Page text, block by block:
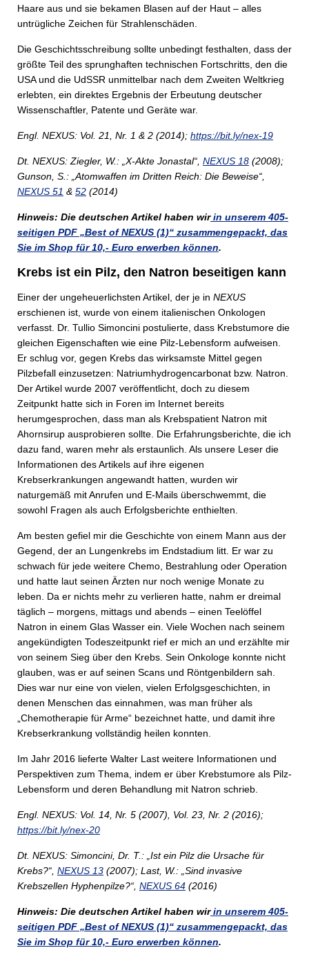
Haare aus und sie bekamen Blasen auf der Haut – alles
untrügliche Zeichen für Strahlenschäden.
Die Geschichtsschreibung sollte unbedingt festhalten, dass der
größte Teil des sprunghaften technischen Fortschritts, den die
USA und die UdSSR unmittelbar nach dem Zweiten Weltkrieg
erlebten, ein direktes Ergebnis der Erbeutung deutscher
Wissenschaftler, Patente und Geräte war.
Engl. NEXUS: Vol. 21, Nr. 1 & 2 (2014); https://bit.ly/nex-19
Dt. NEXUS: Ziegler, W.: „X-Akte Jonastal“, NEXUS 18 (2008);
Gunson, S.: „Atomwaffen im Dritten Reich: Die Beweise“,
NEXUS 51 & 52 (2014)
Hinweis: Die deutschen Artikel haben wirin unserem 405-
seitigen PDF „Best of NEXUS (1)“ zusammengepackt, das
Sie im Shop für 10,- Euro erwerben können.
Krebs ist ein Pilz, den Natron beseitigen kann
Einer der ungeheuerlichsten Artikel, der je in NEXUS
erschienen ist, wurde von einem italienischen Onkologen
verfasst. Dr. Tullio Simoncini postulierte, dass Krebstumore die
gleichen Eigenschaften wie eine Pilz-Lebensform aufweisen.
Er schlug vor, gegen Krebs das wirksamste Mittel gegen
Pilzbefall einzusetzen: Natriumhydrogencarbonat bzw. Natron.
Der Artikel wurde 2007 veröffentlicht, doch zu diesem
Zeitpunkt hatte sich in Foren im Internet bereits
herumgesprochen, dass man als Krebspatient Natron mit
Ahornsirup ausprobieren sollte. Die Erfahrungsberichte, die ich
dazu fand, waren mehr als erstaunlich. Als unsere Leser die
Informationen des Artikels auf ihre eigenen
Krebserkrankungen angewandt hatten, wurden wir
naturgemäß mit Anrufen und E-Mails überschwemmt, die
sowohl Fragen als auch Erfolgsberichte enthielten.
Am besten gefiel mir die Geschichte von einem Mann aus der
Gegend, der an Lungenkrebs im Endstadium litt. Er war zu
schwach für jede weitere Chemo, Bestrahlung oder Operation
und hatte laut seinen Ärzten nur noch wenige Monate zu
leben. Da er nichts mehr zu verlieren hatte, nahm er dreimal
täglich – morgens, mittags und abends – einen Teelöffel
Natron in einem Glas Wasser ein. Viele Wochen nach seinem
angekündigten Todeszeitpunkt rief er mich an und erzählte mir
von seinem Sieg über den Krebs. Sein Onkologe konnte nicht
glauben, was er auf seinen Scans und Röntgenbildern sah.
Dies war nur eine von vielen, vielen Erfolgsgeschichten, in
denen Menschen das einnahmen, was man früher als
„Chemotherapie für Arme“ bezeichnet hatte, und damit ihre
Krebserkrankung vollständig heilen konnten.
Im Jahr 2016 lieferte Walter Last weitere Informationen und
Perspektiven zum Thema, indem er über Krebstumore als Pilz-
Lebensform und deren Behandlung mit Natron schrieb.
Engl. NEXUS: Vol. 14, Nr. 5 (2007), Vol. 23, Nr. 2 (2016);
https://bit.ly/nex-20
Dt. NEXUS: Simoncini, Dr. T.: „Ist ein Pilz die Ursache für
Krebs?“, NEXUS 13 (2007); Last, W.: „Sind invasive
Krebszellen Hyphenpilze?“, NEXUS 64 (2016)
Hinweis: Die deutschen Artikel haben wirin unserem 405-
seitigen PDF „Best of NEXUS (1)“ zusammengepackt, das
Sie im Shop für 10,- Euro erwerben können.